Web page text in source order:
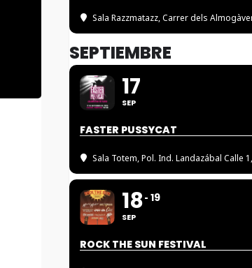
Sala Razzmatazz, Carrer dels
SEPTIEMBRE
17
SEP
FASTER PUSSYCAT
Sala Totem, Pol. Ind. Landazábal Calle
18
SEP
19
ROCK THE SUN FESTIVAL